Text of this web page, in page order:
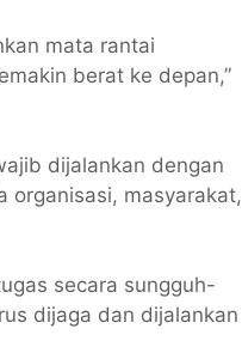
mata rantai
berat ke depan,”
dijalankan dengan
organisasi, masyarakat,
secara sungguh-
dijaga dan dijalankan